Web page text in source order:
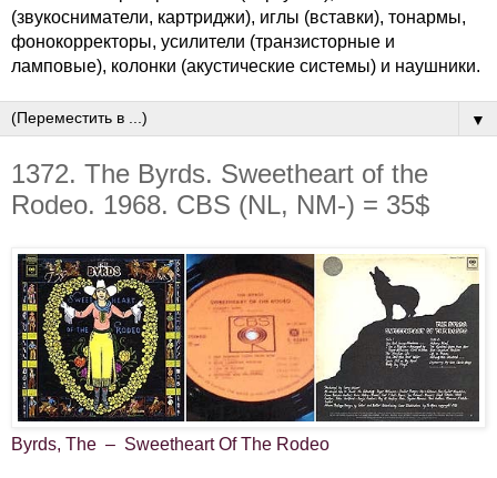
(звукосниматели, картриджи), иглы (вставки), тонармы,
фонокорректоры, усилители (транзисторные и
ламповые), колонки (акустические системы) и наушники.
▼
1372. The Byrds. Sweetheart of the
Rodeo. 1968. CBS (NL, NM-) = 35$
Byrds, The ‎– Sweetheart Of The Rodeo